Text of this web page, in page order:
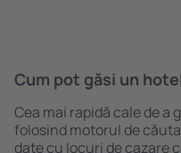
Cum pot găsi un
Cea mai rapidă cale de a
folosind motorul de
date cu locuri de cazare